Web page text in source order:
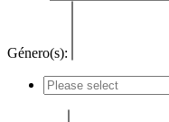
Género(s):